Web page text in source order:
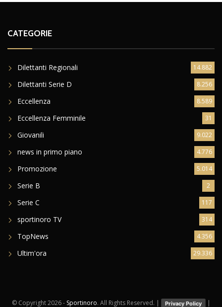
CATEGORIE
Dilettanti Regionali 14.882
Dilettanti Serie D 8.256
Eccellenza 8.589
Eccellenza Femminile 31
Giovanili 9.022
news in primo piano 4.776
Promozione 5.014
Serie B 2
Serie C 117
sportinoro TV 314
TopNews 4.356
Ultim'ora 29.336
© Copyright2026 - Sportinoro. All Rights Reserved. | Privacy Policy |